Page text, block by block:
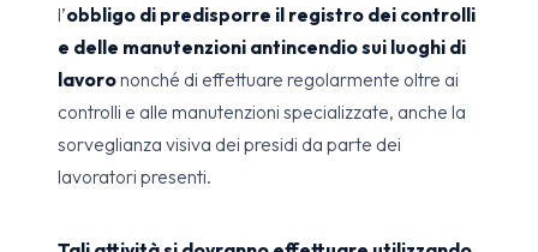
l’obbligo di predisporre il registro dei controlli
e delle manutenzioni antincendio sui luoghi di
lavorononché di effettuare regolarmente oltre ai
controlli e alle manutenzioni specializzate, anche la
sorveglianza visiva dei presidi da parte dei
lavoratori presenti.